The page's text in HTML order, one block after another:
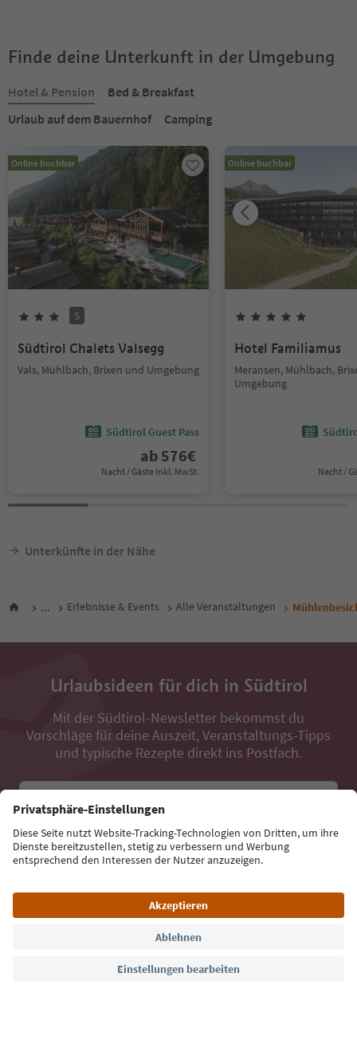
Finde deine Unterkunft in der Umgebung
Hotel & Pension
Bed & Breakfast
Urlaub auf dem Bauernhof
Camping
Online buchbar
S
Südtirol Chalets Valsegg
Vals, Mühlbach, Brixen und Umgebung
Südtirol Guest Pass
ab 576€
Nacht / Gäste Inkl. MwSt.
Online buchbar
Hotel Familiamus
Meransen, Mühlbach,
Umgebung
Nacht /
Unterkünfte in der Nähe
... Erlebnisse & Events Alle Veranstaltungen
Urlaubsideen für dich in Südtirol
Mit der Südtirol-Newsletter bekommst du
Vorschläge für deine Auszeit, Veranstaltungs-Tipps
und typische Rezepte direkt ins Postfach.
Jetzt anmelden